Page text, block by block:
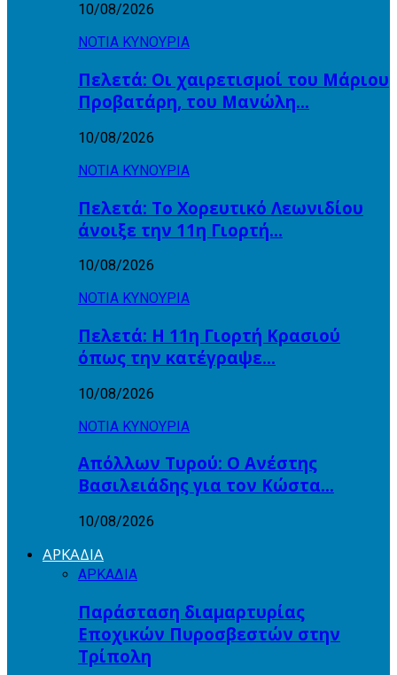
10/08/2026
ΝΟΤΙΑ ΚΥΝΟΥΡΙΑ
Πελετά: Οι χαιρετισμοί του Μάριου
Προβατάρη, του Μανώλη…
10/08/2026
ΝΟΤΙΑ ΚΥΝΟΥΡΙΑ
Πελετά: Το Χορευτικό Λεωνιδίου
άνοιξε την 11η Γιορτή…
10/08/2026
ΝΟΤΙΑ ΚΥΝΟΥΡΙΑ
Πελετά: Η 11η Γιορτή Κρασιού
όπως την κατέγραψε…
10/08/2026
ΝΟΤΙΑ ΚΥΝΟΥΡΙΑ
Απόλλων Τυρού: Ο Ανέστης
Βασιλειάδης για τον Κώστα…
10/08/2026
ΑΡΚΑΔΙΑ
ΑΡΚΑΔΙΑ
Παράσταση διαμαρτυρίας
Εποχικών Πυροσβεστών στην
Τρίπολη